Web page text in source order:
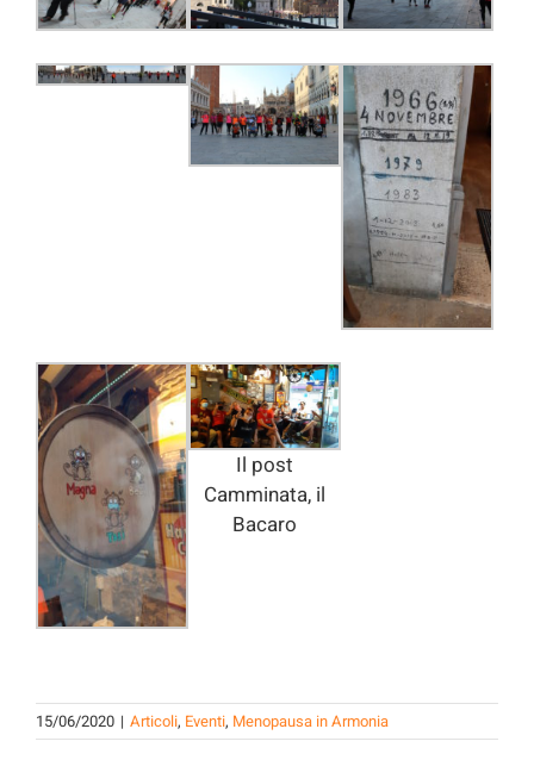
Il post
Camminata, il
Bacaro
15/06/2020 | Articoli, Eventi, Menopausa in Armonia